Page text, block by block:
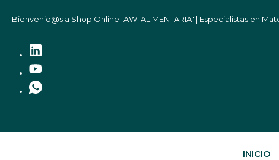
Bienvenid@s a Shop Online "AWI ALIMENTARIA" | Especialistas en
INICIO